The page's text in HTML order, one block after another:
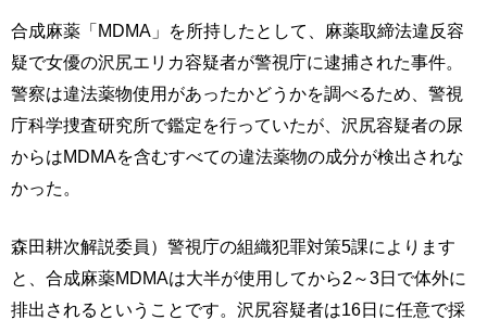
合成麻薬「MDMA」を所持したとして、麻薬取締法違反容
疑で女優の沢尻エリカ容疑者が警視庁に逮捕された事件。
警察は違法薬物使用があったかどうかを調べるため、警視
庁科学捜査研究所で鑑定を行っていたが、沢尻容疑者の尿
からはMDMAを含むすべての違法薬物の成分が検出されな
かった。
森田耕次解説委員）警視庁の組織犯罪対策5課によります
と、合成麻薬MDMAは大半が使用してから2～3日で体外に
排出されるということです。沢尻容疑者は16日に任意で採